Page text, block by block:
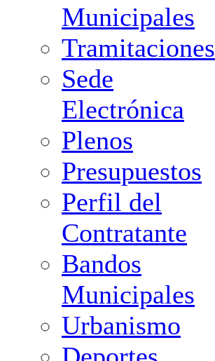
Municipales
Tramitaciones
Sede
Electrónica
Plenos
Presupuestos
Perfil del
Contratante
Bandos
Municipales
Urbanismo